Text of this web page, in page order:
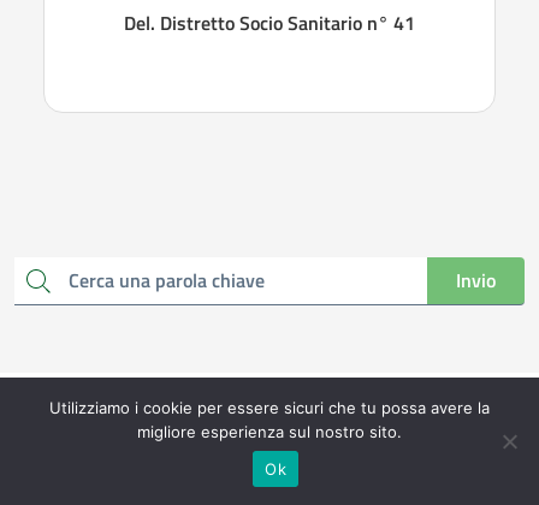
Del. Distretto Socio Sanitario n° 41
Cerca una parola chiave Invio
<
Utilizziamo i cookie per essere sicuri che tu possa avere la
migliore esperienza sul nostro sito.
Ok